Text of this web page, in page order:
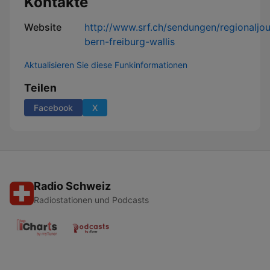
Website
http://www.srf.ch/sendungen/
bern-freiburg-wallis
Aktualisieren Sie diese Funkinformationen
Teilen
Facebook X
Radio Schweiz
Radiostationen und Podcasts